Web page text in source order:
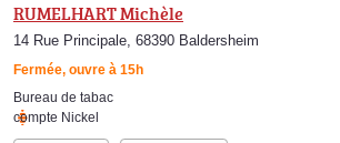
RUMELHART Michèle
14 Rue Principale, 68390 Baldersheim
Fermée, ouvre à 15h
Bureau de tabac
compte Nickel